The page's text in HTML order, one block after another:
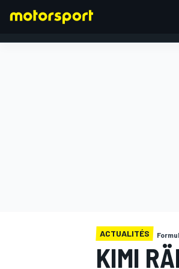
ACTUALITÉS
KIMI